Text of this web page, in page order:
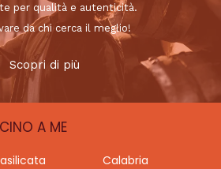
per qualità e autenticità.
da chi cerca il meglio!
Scopri di più
A ME
Calabria